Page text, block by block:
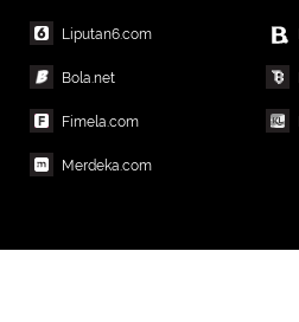
Liputan6.com
Bola.net
Fimela.com
Merdeka.com